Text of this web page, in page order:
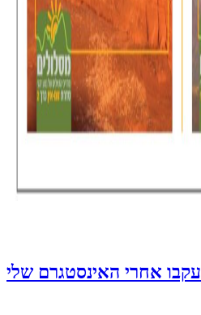
עקבו אחרי האינסטגרם שלי